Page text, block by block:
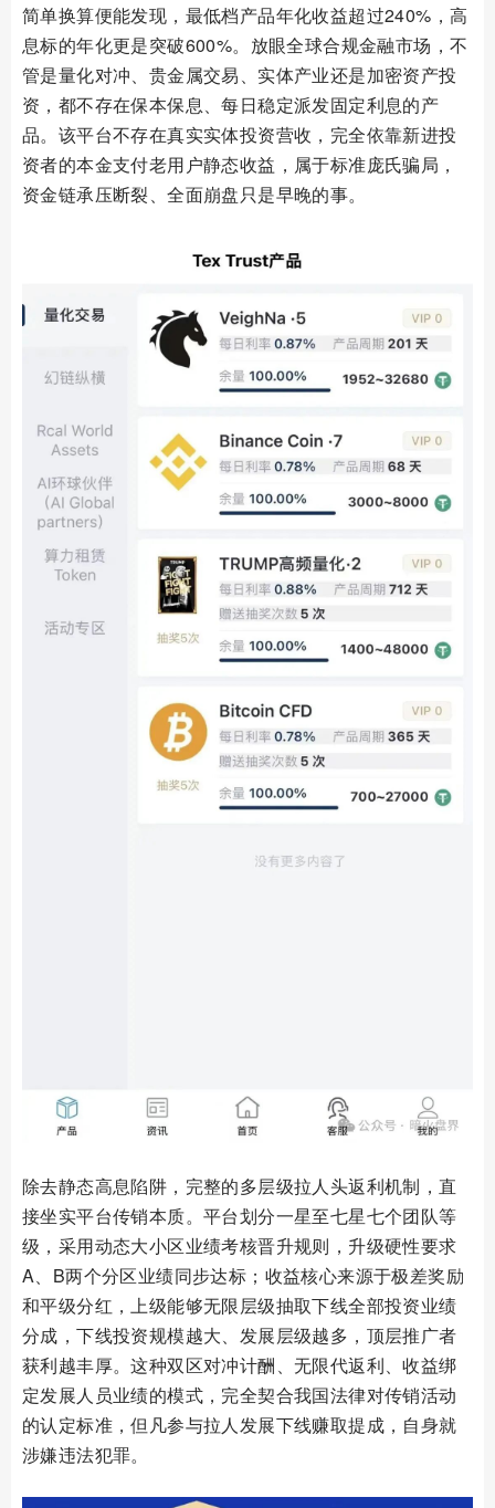
简单换算便能发现，最低档产品年化收益超过240%，高
息标的年化更是突破600%。放眼全球合规金融市场，不
管是量化对冲、贵金属交易、实体产业还是加密资产投
资，都不存在保本保息、每日稳定派发固定利息的产
品。该平台不存在真实实体投资营收，完全依靠新进投
资者的本金支付老用户静态收益，属于标准庞氏骗局，
资金链承压断裂、全面崩盘只是早晚的事。
除去静态高息陷阱，完整的多层级拉人头返利机制，直
接坐实平台传销本质。平台划分一星至七星七个团队等
级，采用动态大小区业绩考核晋升规则，升级硬性要求
A、B两个分区业绩同步达标；收益核心来源于极差奖励
和平级分红，上级能够无限层级抽取下线全部投资业绩
分成，下线投资规模越大、发展层级越多，顶层推广者
获利越丰厚。这种双区对冲计酬、无限代返利、收益绑
定发展人员业绩的模式，完全契合我国法律对传销活动
的认定标准，但凡参与拉人发展下线赚取提成，自身就
涉嫌违法犯罪。